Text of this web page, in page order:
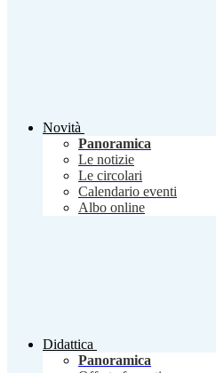
Novità
Panoramica
Le notizie
Le circolari
Calendario eventi
Albo online
Didattica
Panoramica